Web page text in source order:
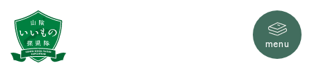
menu